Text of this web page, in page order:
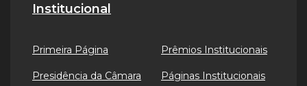
Institucional
Primeira Página
Presidência da Câmara
Prêmios Institucionais
Páginas Institucionais